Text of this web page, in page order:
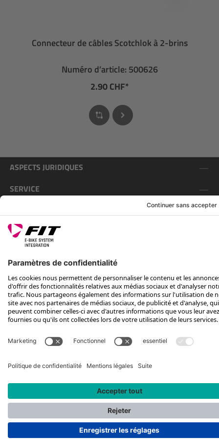
Connecteur de câbles Scotchlok à 2-brins
Numéro d’article: 500626
2.90 CHF*
ASPECTS JURIDIQUES
SERVICE
SUIS-NOUS SUR
*Prix de vente conseillé, TVA incluse, plus frais d'expédition et TEA
Rotax Bike Technology AG © 2025